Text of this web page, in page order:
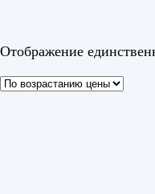
Отображение